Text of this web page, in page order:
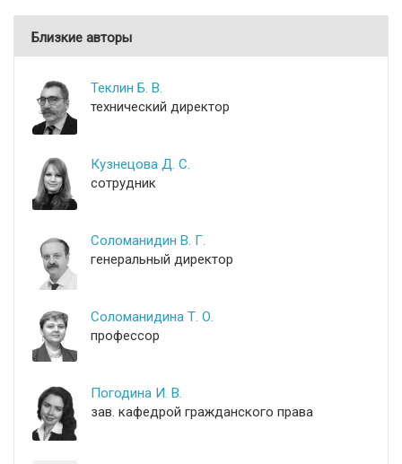
Близкие авторы
Теклин Б. В.
технический директор
Кузнецова Д. С.
сотрудник
Соломанидин В. Г.
генеральный директор
Соломанидина Т. О.
профессор
Погодина И. В.
зав. кафедрой гражданского права